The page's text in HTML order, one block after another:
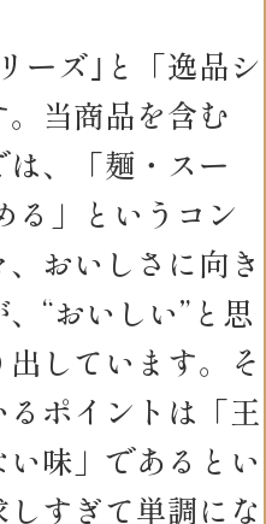
ーズ｣と「逸品シ
。当商品を含む
は、「麺・スー
る」というコン
おいしさに向き
“おいしい”と思
しています。そ
ポイントは「王
味」であるとい
すぎて単調にな